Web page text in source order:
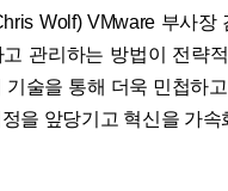
Wolf) VMware 부사장
관리하는 방법이 전략
기술을 통해 더욱 민첩하
을 앞당기고 혁신을 가